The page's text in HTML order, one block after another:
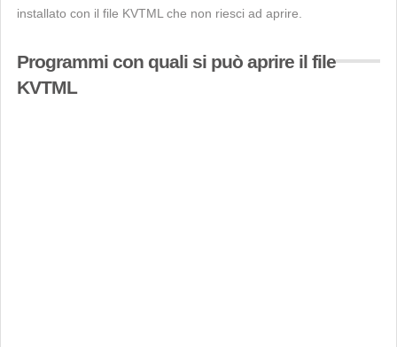
installato con il file KVTML che non riesci ad aprire.
Programmi con quali si può aprire il file
KVTML